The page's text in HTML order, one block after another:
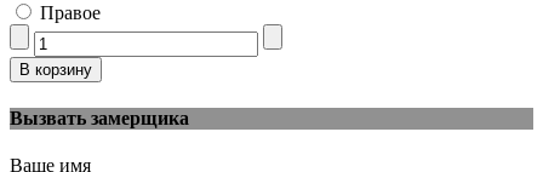
Правое
Вызвать замерщика
Ваше имя